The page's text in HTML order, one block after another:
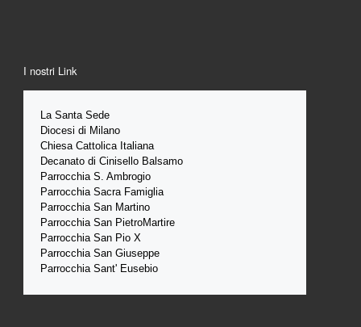
I nostri Link
La Santa Sede
Diocesi di Milano
Chiesa Cattolica Italiana
Decanato di Cinisello Balsamo
Parrocchia S. Ambrogio
Parrocchia Sacra Famiglia
Parrocchia San Martino
Parrocchia San PietroMartire
Parrocchia San Pio X
Parrocchia San Giuseppe
Parrocchia Sant' Eusebio